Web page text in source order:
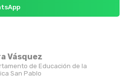
Vásquez
de Educación de la
San Pablo